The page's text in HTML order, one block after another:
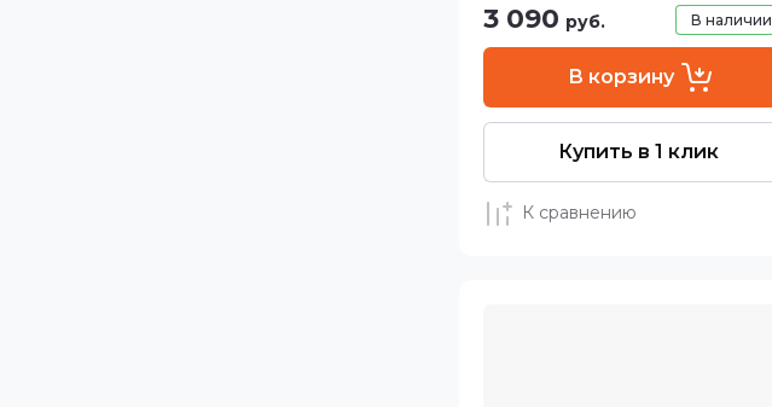
В наличии
3 090 руб.
В корзину
Купить в 1 клик
К сравнению